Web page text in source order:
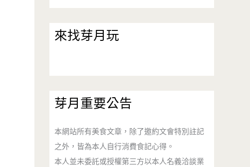
來找芽月玩
芽月重要公告
本網站所有美食文章，除了邀約文會特別註記
之外，皆為本人自行消費食記心得。
本人並未委託或授權第三方以本人名義洽談業